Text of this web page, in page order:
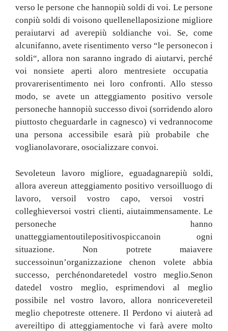
verso lepersone che hannopiù soldi di voi. Le persone
conpiù soldi di voisono quellenellaposizione migliore
peraiutarvi ad averepiù soldianche voi. Se,come
alcunifanno, aveterisentimento verso “le personecon i
soldi“, allora non saranno ingrado di aiutarvi,perché
voinonsiete aperti aloro mentresiete occupatia
provarerisentimento nei loro confronti. Allo stesso
modo, se avete un atteggiamento positivo versole
personeche hannopiù successo divoi (sorridendo aloro
piuttosto cheguardarle in cagnesco) vivedrannocome
una persona accessibile esarà più probabile che
voglianolavorare, osocializzare convoi.
Sevoleteun lavoro migliore, eguadagnarepiù soldi,
allora avereun atteggiamento positivo versoilluogo di
lavoro, versoil vostro capo,versoi vostri
colleghieversoi vostri clienti, aiutaimmensamente. Le
personeche hanno
unatteggiamentoutilepositivospiccanoin ogni
situazione.Non potrete maiavere
successoinun’organizzazione chenon volete abbia
successo, perchénondaretedel vostro meglio.Senon
datedel vostro meglio,esprimendovi al meglio
possibile nel vostro lavoro,allora nonricevereteil
meglio chepotreste ottenere.Il Perdono vi aiuterà ad
avereiltipo di atteggiamentoche vi farà averemolto